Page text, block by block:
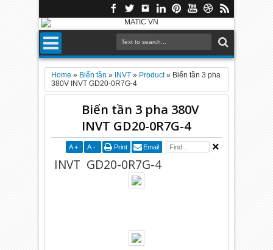
Home » Biến tần » INVT » Product» Biến tần 3 pha
380V INVT GD20-0R7G-4
Biến tần 3 pha 380V
INVT GD20-0R7G-4
A + A - Print Email
INVT GD20-0R7G-4